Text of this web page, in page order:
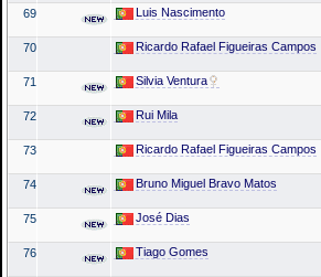
69 Luis Nascimento
70 Ricardo Rafael Figueiras Campos
71 Silvia Ventura
72 Rui Mila
73 Ricardo Rafael Figueiras Campos
74 Bruno Miguel Bravo Matos
75 José Dias
76 Tiago Gomes